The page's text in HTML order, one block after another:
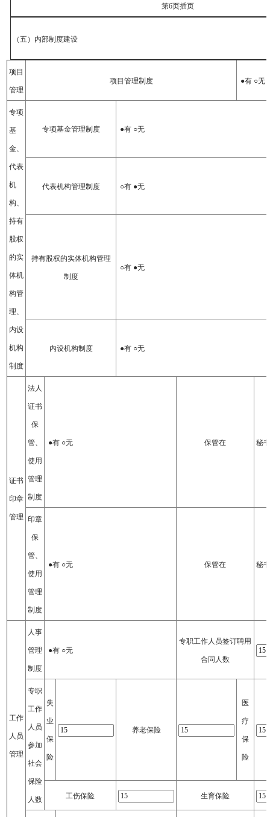
第6页插页
（五）内部制度建设
项目
管理
项目管理制度 ●有 ○无
专项
基
金、
代表
机
构、
持有
股权
的实
体机
构管
理、
内设
机构
制度
专项基金管理制度 ●有 ○无
代表机构管理制度 ○有 ●无
持有股权的实体机构管理
制度
○有 ●无
内设机构制度 ●有 ○无
证书
印章
管理
法人
证书
保
管、
使用
管理
制度
●有 ○无 保管在 秘
印章
保
管、
使用
管理
制度
●有 ○无 保管在 秘
工作
人员
管理
人事
管理
制度
●有 ○无
专职工作人员签订聘用
合同人数
专职
工作
人员
参加
社会
保险
人数
失
业
保
险
养老保险
医
疗
保
险
工伤保险 生育保险